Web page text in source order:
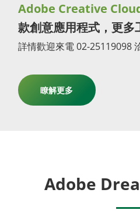
Adobe Creative
款創意應用程式，更多
詳情歡迎來電 02-25119098
瞭解更多
Adobe